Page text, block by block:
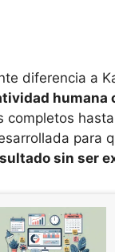
diferencia a
completos
para
sin ser